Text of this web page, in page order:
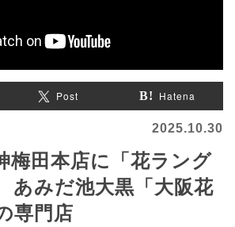
Post Hatena
2025.10.30
梅田本店に「花ラング
みだ池大黒「大阪花
専門店